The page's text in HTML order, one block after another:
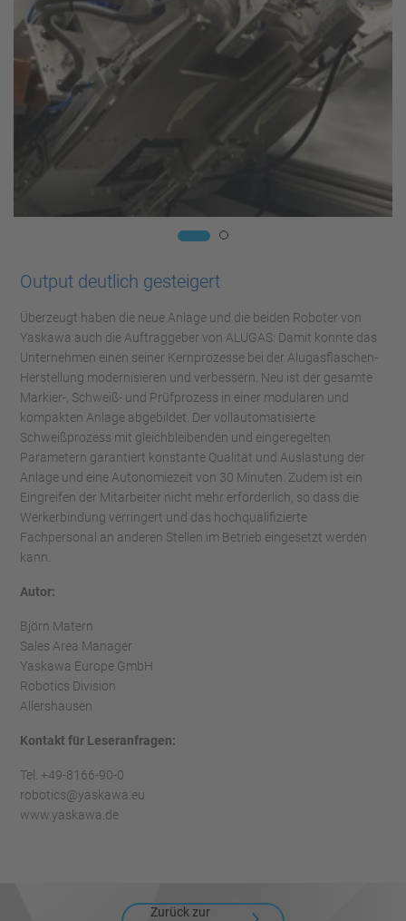
Output deutlich gesteigert
Überzeugt haben die neue Anlage und die beiden Roboter von
Yaskawa auch die Auftraggeber von ALUGAS: Damit konnte das
Unternehmen einen seiner Kernprozesse bei der Alugasflaschen-
Herstellung modernisieren und verbessern. Neu ist der gesamte
Markier-, Schweiß- und Prüfprozess in einer modularen und
kompakten Anlage abgebildet. Der vollautomatisierte
Schweißprozess mit gleichbleibenden und eingeregelten
Parametern garantiert konstante Qualität und Auslastung der
Anlage und eine Autonomiezeit von 30 Minuten. Zudem ist ein
Eingreifen der Mitarbeiter nicht mehr erforderlich, so dass die
Werkerbindung verringert und das hochqualifizierte
Fachpersonal an anderen Stellen im Betrieb eingesetzt werden
kann.
Autor:
Björn Matern
Sales Area Manager
Yaskawa Europe GmbH
Robotics Division
Allershausen
Kontakt für Leseranfragen:
Tel. +49-8166-90-0
robotics@yaskawa.eu
www.yaskawa.de
Zurück zur